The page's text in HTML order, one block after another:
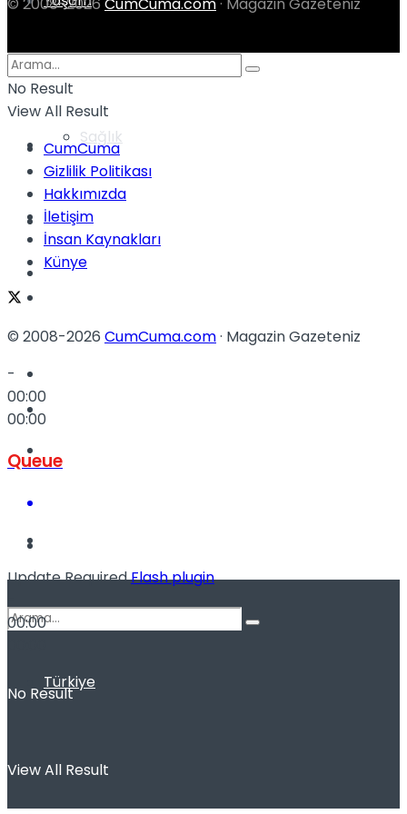
Sağlık
TV
Kadınca
Türkiye
Türkiye
Müzik
Sinema
No Result
View All Result
© 2008-2026 CumCuma.com · Magazin Gazeteniz
No Result
View All Result
CumCuma
Gizlilik Politikası
Hakkımızda
İletişim
İnsan Kaynakları
Künye
© 2008-2026 CumCuma.com· Magazin Gazeteniz
-
00:00
00:00
Queue
Update RequiredFlash plugin
00:00